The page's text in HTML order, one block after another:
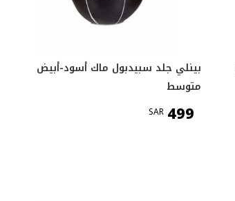
بينلي جلد سبيدبول ماك أسود-أبيض
متوسط
SAR 499